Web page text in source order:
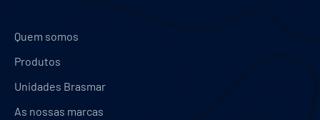
Quem somos
Produtos
Unidades Brasmar
As nossas marcas